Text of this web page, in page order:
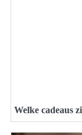
Welke cadeaus